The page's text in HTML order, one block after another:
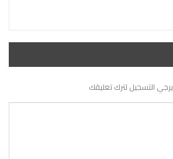
يرجي التسجيل لترك تعليقك